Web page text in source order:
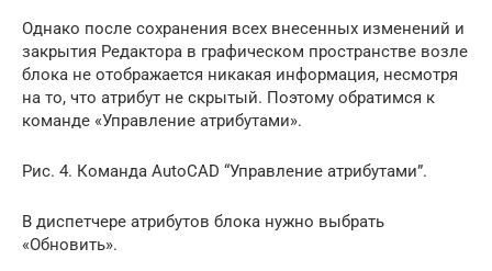
Однако после сохранения всех внесенных изменений и
закрытия Редактора в графическом пространстве возле
блока не отображается никакая информация, несмотря
на то, что атрибут не скрытый. Поэтому обратимся к
команде «Управление атрибутами».
Рис. 4. Команда AutoCAD “Управление атрибутами”.
В диспетчере атрибутов блока нужно выбрать
«Обновить».